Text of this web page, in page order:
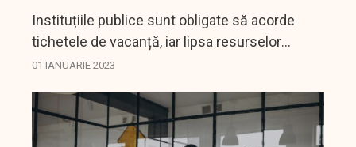
Instituțiile publice sunt obligate să acorde
tichetele de vacanță, iar lipsa resurselor
financiare sau necuprinderea sumelor
piedică legală în...
01 IANUARIE 2023